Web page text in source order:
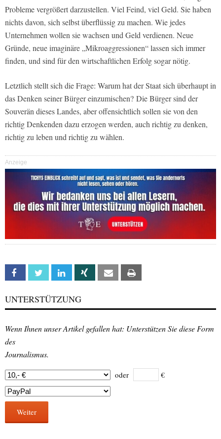
Probleme vergrößert darzustellen. Viel Feind, viel Geld. Sie haben
nichts davon, sich selbst überflüssig zu machen. Wie jedes
Unternehmen wollen sie wachsen und Geld verdienen. Neue
Gründe, neue imaginäre „Mikroaggressionen“ lassen sich immer
finden, und sind für den wirtschaftlichen Erfolg sogar nötig.
Letztlich stellt sich die Frage: Warum hat der Staat sich überhaupt in
das Denken seiner Bürger einzumischen? Die Bürger sind der
Souverän dieses Landes, aber offensichtlich sollen sie von den
richtig Denkenden dazu erzogen werden, auch richtig zu denken,
richtig zu leben und richtig zu wählen.
Anzeige
Facebook Twitter Linkedin Xing Email
UNTERSTÜTZUNG
Wenn Ihnen unser Artikel gefallen hat: Unterstützen Sie diese Form
des
Journalismus.
oder €
Weiter